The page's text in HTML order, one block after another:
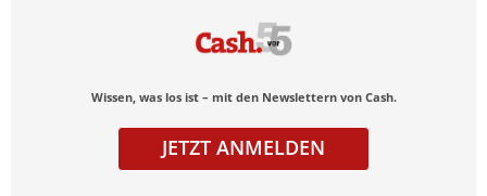
Wissen, was los ist – mit den Newslettern von Cash.
JETZT ANMELDEN